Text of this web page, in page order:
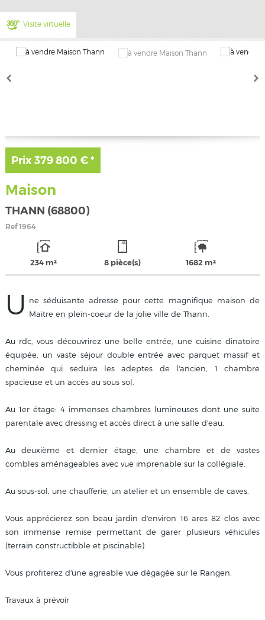
Visite virtuelle
Prix379 800 €*
Maison
THANN (68800)
Ref1964
234 m² 8 pièce(s) 1682 m²
U ne séduisante adresse pour cette magnifique maison de
Maitre en plein-coeur de la jolie ville de Thann.
Au rdc, vous découvrirez une belle entrée, une cuisine dinatoire
équipée, un vaste séjour double entrée avec parquet massif et
cheminée qui seduira les adeptes de l'ancien, 1 chambre
spacieuse et un accès au sous sol.
Au 1er étage: 4 immenses chambres lumineuses dont une suite
parentale avec dressing et accès direct à une salle d'eau,
Au deuxième et dernier étage, une chambre et de vastes
combles aménageables avec vue imprenable sur la collégiale.
Au sous-sol, une chaufferie, un atelier et un ensemble de caves.
Vous apprécierez son beau jardin d'environ 16 ares 82 clos avec
son immense remise permettant de garer plusieurs véhicules
(terrain constructibble et piscinable).
Vous profiterez d'une agreable vue dégagée sur le Rangen.
Travaux à prévoir